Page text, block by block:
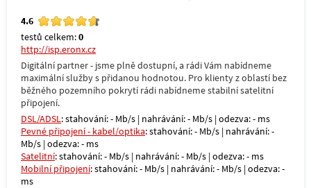
4.6
testů celkem:0
http://isp.eronx.cz
Digitální partner - jsme plně dostupní, a rádi Vám nabídneme
maximální služby s přidanou hodnotou. Pro klienty z oblastí bez
běžného pozemního pokrytí rádi nabídneme stabilní satelitní
připojení.
DSL/ADSL: stahování: - Mb/s | nahrávání: - Mb/s | odezva: - ms
Pevné připojení - kabel/optika: stahování: - Mb/s | nahrávání: -
Mb/s | odezva: - ms
Satelitní: stahování: - Mb/s | nahrávání: - Mb/s | odezva: - ms
Mobilní připojení: stahování: - Mb/s | nahrávání: - Mb/s | odezva: -
ms